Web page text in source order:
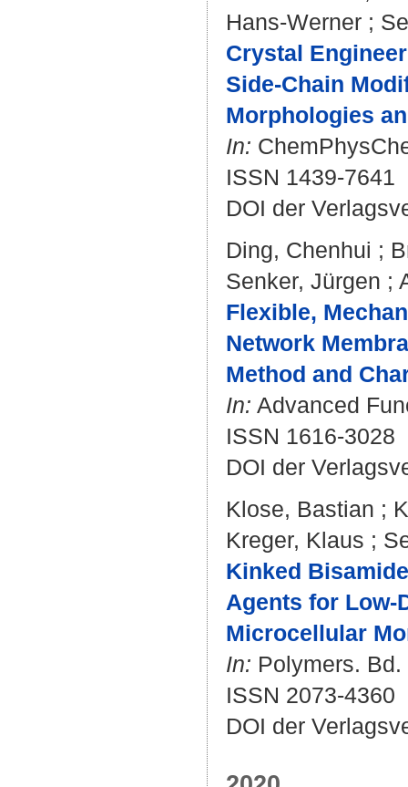
Hans-Werner ;
Crystal
Side-Chain
Morphologies
In:
ISSN 1439-7641
DOI der
Ding, Chenhui ;
Senker, Jürgen ;
Flexible,
Network
Method and
In: Advanced
ISSN 1616-3028
DOI der
Klose, Bastian ;
Kreger, Klaus ;
Kinked
Agents for Low-
Microcellular
In: Polymers.
ISSN 2073-4360
DOI der